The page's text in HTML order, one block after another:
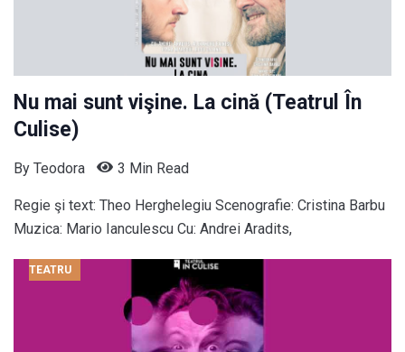
Nu mai sunt vişine. La cină (Teatrul În
Culise)
By Teodora 3 Min Read
Regie şi text: Theo Herghelegiu Scenografie: Cristina Barbu
Muzica: Mario Ianculescu Cu: Andrei Aradits,
TEATRU